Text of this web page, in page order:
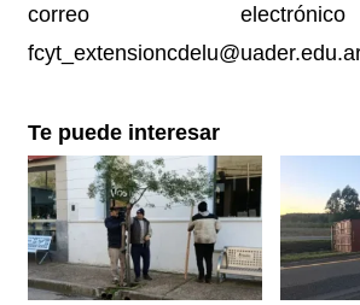
correo
Te puede interesar